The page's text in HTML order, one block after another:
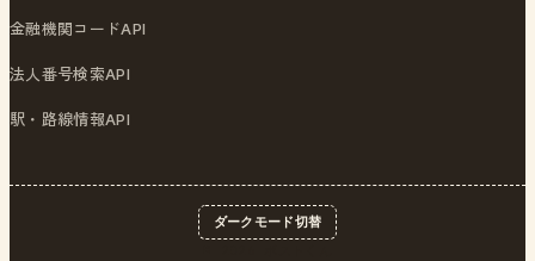
金融機関コードAPI
法人番号検索API
駅・路線情報API
ダークモード切替